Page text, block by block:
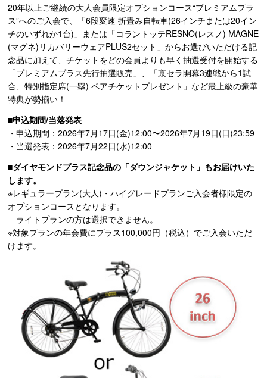
20年以上ご継続の大人会員限定オプションコース“プレミアムプラ
ス”へのご入会で、「6段変速 折畳み自転車(26インチまたは20イン
チのいずれか1台)」または「コラントッテRESNO(レスノ) MAGNE
(マグネ)リカバリーウェアPLUS2セット」からお選びいただける記
念品に加えて、チケットをどの会員よりも早く抽選受付を開始する
「プレミアムプラス先行抽選販売」、「京セラ開幕3連戦から1試
合、特別指定席(一塁) ペアチケットプレゼント」など最上級の豪華
特典が勢揃い！
■申込期間/当落発表
・申込期間：2026年7月17日(金)12:00〜2026年7月19日(日)23:59
・当選発表：2026年7月22日(水)12:00
■ダイヤモンドプラス記念品の「ダウンジャケット」もお届けいた
します。
※レギュラープラン(大人)・ハイグレードプランご入会者様限定の
オプションコースとなります。
ライトプランの方は選択できません。
※対象プランの年会費にプラス100,000円（税込）でご入会いただ
けます。